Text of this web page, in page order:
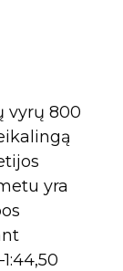
vyrų 800
yra